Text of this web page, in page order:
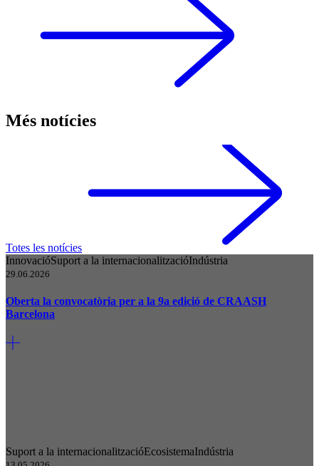
Més notícies
Totes les notícies
InnovacióSuport a la internacionalitzacióIndústria
29.06.2026
Oberta la convocatòria per a la 9a edició de CRAASH
Barcelona
Suport a la internacionalitzacióEcosistemaIndústria